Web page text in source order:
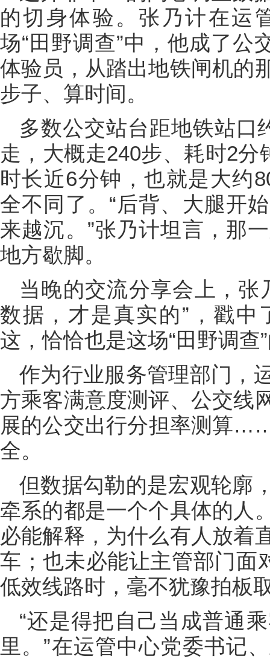
的切身体验。张乃计在运
场“田野调查”中，他成了公
体验员，从踏出地铁闸机的
步子、算时间。
多数公交站台距地铁站口
走，大概走240步、耗时2分
时长近6分钟，也就是大约
全不同了。“后背、大腿开
来越沉。”张乃计坦言，那
地方歇脚。
当晚的交流分享会上，张
数据，才是真实的”，戳
这，恰恰也是这场“田野调查
作为行业服务管理部门，
方乘客满意度测评、公交线
展的公交出行分担率测算
全。
但数据勾勒的是宏观轮廓
牵系的都是一个个具体的人
必能解释，为什么有人放着
车；也未必能让主管部门面
低效线路时，毫不犹豫拍板
“还是得把自己当成普通
里。”在运管中心党委书记